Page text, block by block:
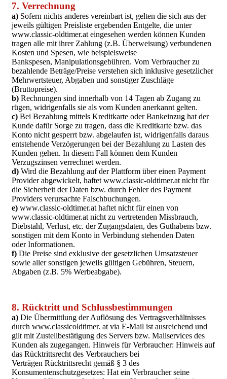
7. Verrechnung
a) Sofern nichts anderes vereinbart ist, gelten die sich aus der
jeweils gültigen Preisliste ergebenden Entgelte, die unter
www.classic-oldtimer.at eingesehen werden können Kunden
tragen alle mit ihrer Zahlung (z.B. Überweisung) verbundenen
Kosten und Spesen, wie beispielsweise
Bankspesen, Manipulationsgebühren. Vom Verbraucher zu
bezahlende Beträge/Preise verstehen sich inklusive gesetzlicher
Mehrwertsteuer, Abgaben und sonstiger Zuschläge
(Bruttopreise).
b) Rechnungen sind innerhalb von 14 Tagen ab Zugang zu
rügen, widrigenfalls sie als vom Kunden anerkannt gelten.
c) Bei Bezahlung mittels Kreditkarte oder Bankeinzug hat der
Kunde dafür Sorge zu tragen, dass die Kreditkarte bzw. das
Konto nicht gesperrt bzw. abgelaufen ist, widrigenfalls daraus
entstehende Verzögerungen bei der Bezahlung zu Lasten des
Kunden gehen. In diesem Fall können dem Kunden
Verzugszinsen verrechnet werden.
d) Wird die Bezahlung auf der Plattform über einen Payment
Provider abgewickelt, haftet www.classic-oldtimer.at nicht für
die Sicherheit der Daten bzw. durch Fehler des Payment
Providers verursachte Falschbuchungen.
e) www.classic-oldtimer.at haftet nicht für einen von
www.classic-oldtimer.at nicht zu vertretenden Missbrauch,
Diebstahl, Verlust, etc. der Zugangsdaten, des Guthabens bzw.
sonstigen mit dem Konto in Verbindung stehenden Daten
oder Informationen.
f) Die Preise sind exklusive der gesetzlichen Umsatzsteuer
sowie aller sonstigen jeweils gültigen Gebühren, Steuern,
Abgaben (z.B. 5% Werbeabgabe).
8. Rücktritt und Schlussbestimmungen
a) Die Übermittlung der Auflösung des Vertragsverhältnisses
durch www.classicoldtimer. at via E-Mail ist ausreichend und
gilt mit Zustellbestätigung des Servers bzw. Mailservices des
Kunden als zugegangen. Hinweis für Verbraucher: Hinweis auf
das Rücktrittsrecht des Verbrauchers bei
Verträgen Rücktrittsrecht gemäß § 3 des
Konsumentenschutzgesetzes: Hat ein Verbraucher seine